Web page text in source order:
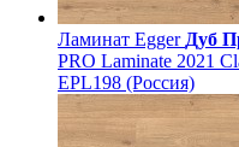
Ламинат Egger Дуб
PRO Laminate 2021
EPL198 (Россия)